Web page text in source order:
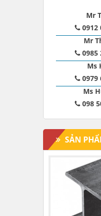
Mr
0912
Mr
0985
Ms
0979
Ms
098
SẢN